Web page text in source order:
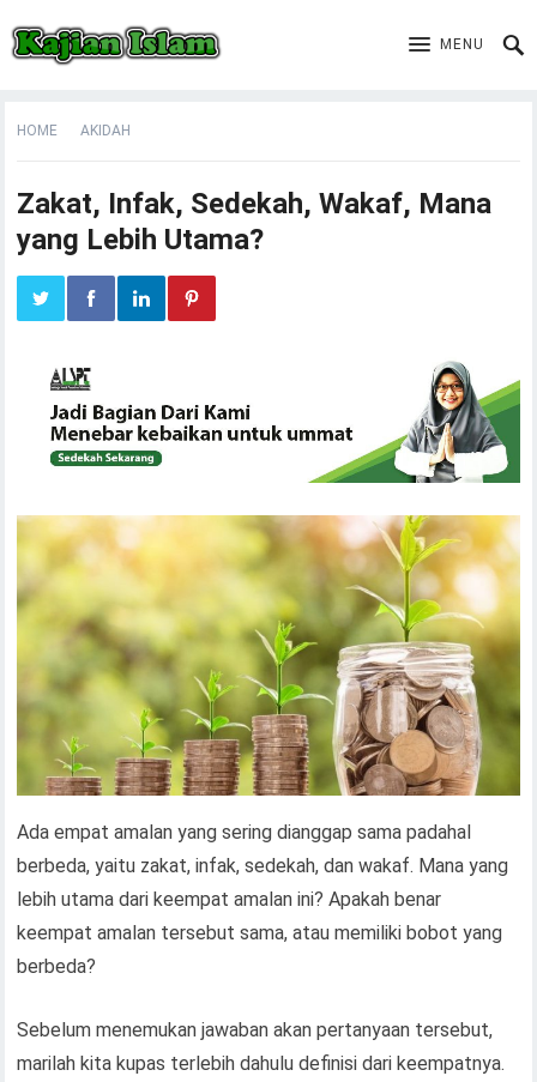
MENU
HOME AKIDAH
Zakat, Infak, Sedekah, Wakaf, Mana
yang Lebih Utama?
Ada empat amalan yang sering dianggap sama padahal
berbeda, yaitu zakat, infak, sedekah, dan wakaf. Mana yang
lebih utama dari keempat amalan ini? Apakah benar
keempat amalan tersebut sama, atau memiliki bobot yang
berbeda?
Sebelum menemukan jawaban akan pertanyaan tersebut,
marilah kita kupas terlebih dahulu definisi dari keempatnya.